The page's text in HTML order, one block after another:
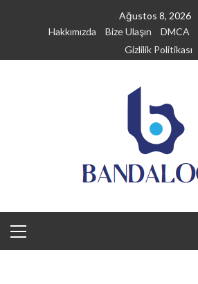
Ağustos 8, 2026
Hakkımızda
Bize Ulaşın DMCA
Gizlilik Politikası
Menu